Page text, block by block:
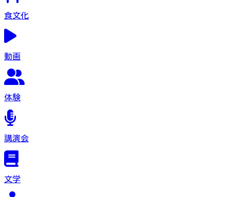
食文化
動画
体験
講演会
文学